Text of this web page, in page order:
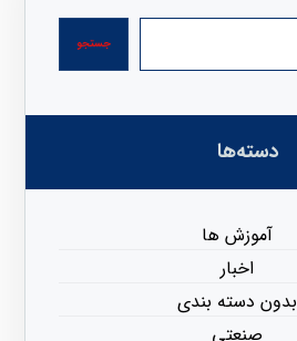
جستجو
دسته‌ها
آموزش ها
اخبار
بدون دسته بندی
صنعتی